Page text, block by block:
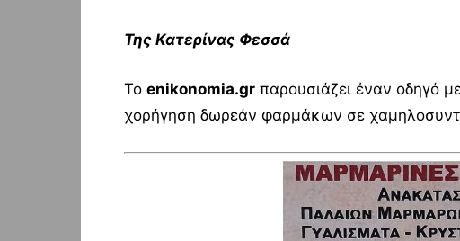
Της Κατερίνας Φεσσά
Το enikonomia.gr παρουσιάζει έναν οδηγό
χορήγηση δωρεάν φαρμάκων σε